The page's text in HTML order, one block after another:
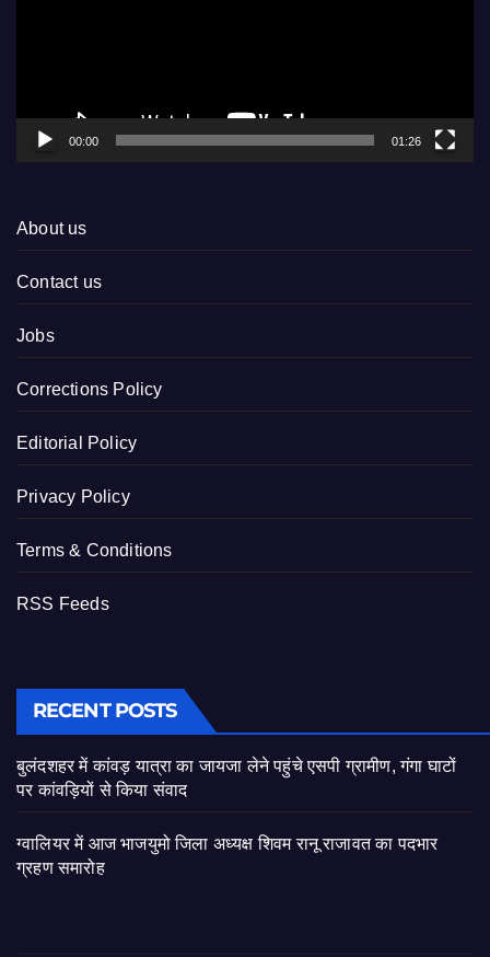
00:00 01:26
About us
Contact us
Jobs
Corrections Policy
Editorial Policy
Privacy Policy
Terms & Conditions
RSS Feeds
RECENT POSTS
बुलंदशहर में कांवड़ यात्रा का जायजा लेने पहुंचे एसपी ग्रामीण, गंगा घाटों
पर कांवड़ियों से किया संवाद
ग्वालियर में आज भाजयुमो जिला अध्यक्ष शिवम रानू राजावत का पदभार
ग्रहण समारोह